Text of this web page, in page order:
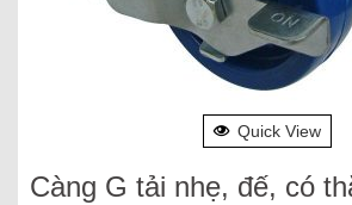
Quick View
Càng G tải nhẹ, đế, có